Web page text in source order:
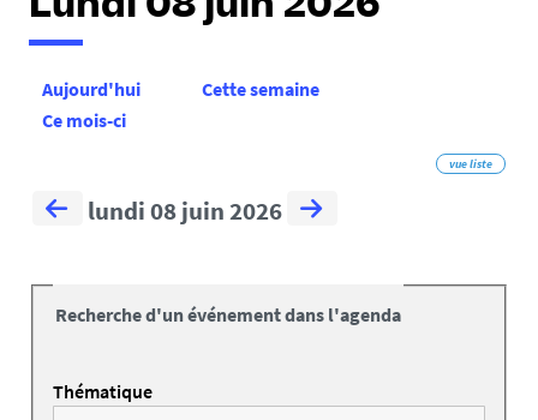
Lundi 08 juin 2026
Aujourd'hui
Cette semaine
Ce mois-ci
vue liste
lundi 08 juin 2026
Recherche d'un événement dans l'agenda
Thématique